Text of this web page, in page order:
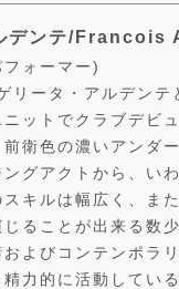
デンテ/Francois
ォーマー)
リータ・アルデンテ
ットでクラブデビュ
衛色の濃いアンダ
グアクトから、い
キルは幅広く、ま
ることが出来る数
よびコンテンポラ
力的に活動している